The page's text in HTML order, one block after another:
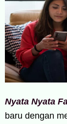
Nyata Nyata
baru dengan